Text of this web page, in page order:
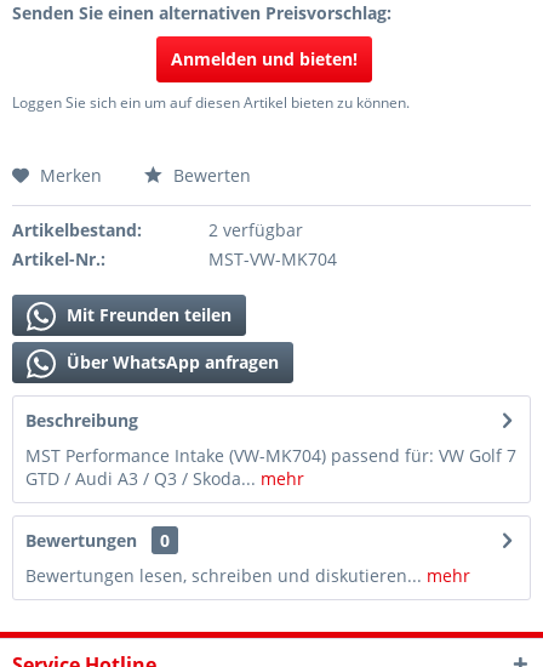
Senden Sie einen alternativen Preisvorschlag:
Anmelden und bieten!
Loggen Sie sich ein um auf diesen Artikel bieten zu können.
Merken Bewerten
Artikelbestand:
2 verfügbar
Artikel-Nr.:
MST-VW-MK704
Mit Freunden teilen
Über WhatsApp anfragen
Beschreibung
MST Performance Intake (VW-MK704) passend für: VW Golf 7
GTD / Audi A3 / Q3 / Skoda... mehr
Bewertungen
0
Bewertungen lesen, schreiben und diskutieren... mehr